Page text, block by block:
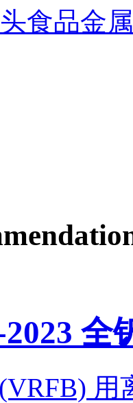
食品金
全
用